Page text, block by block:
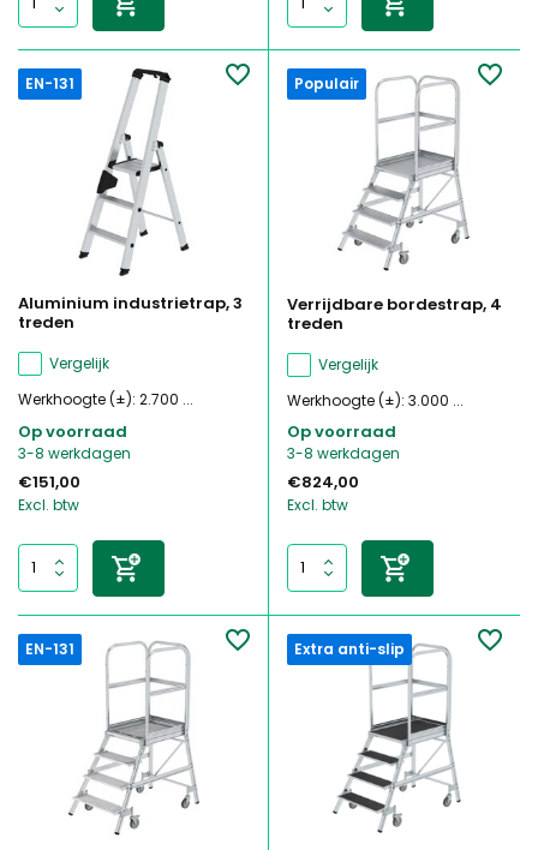
EN-131
Aluminium industrietrap, 3
treden
Vergelijk
Werkhoogte (±): 2.700 ...
Op voorraad
3-8 werkdagen
€151,00
Excl. btw
Populair
Verrijdbare bordestrap, 4
treden
Vergelijk
Werkhoogte (±): 3.000 ...
Op voorraad
3-8 werkdagen
€824,00
Excl. btw
EN-131 Extra anti-slip